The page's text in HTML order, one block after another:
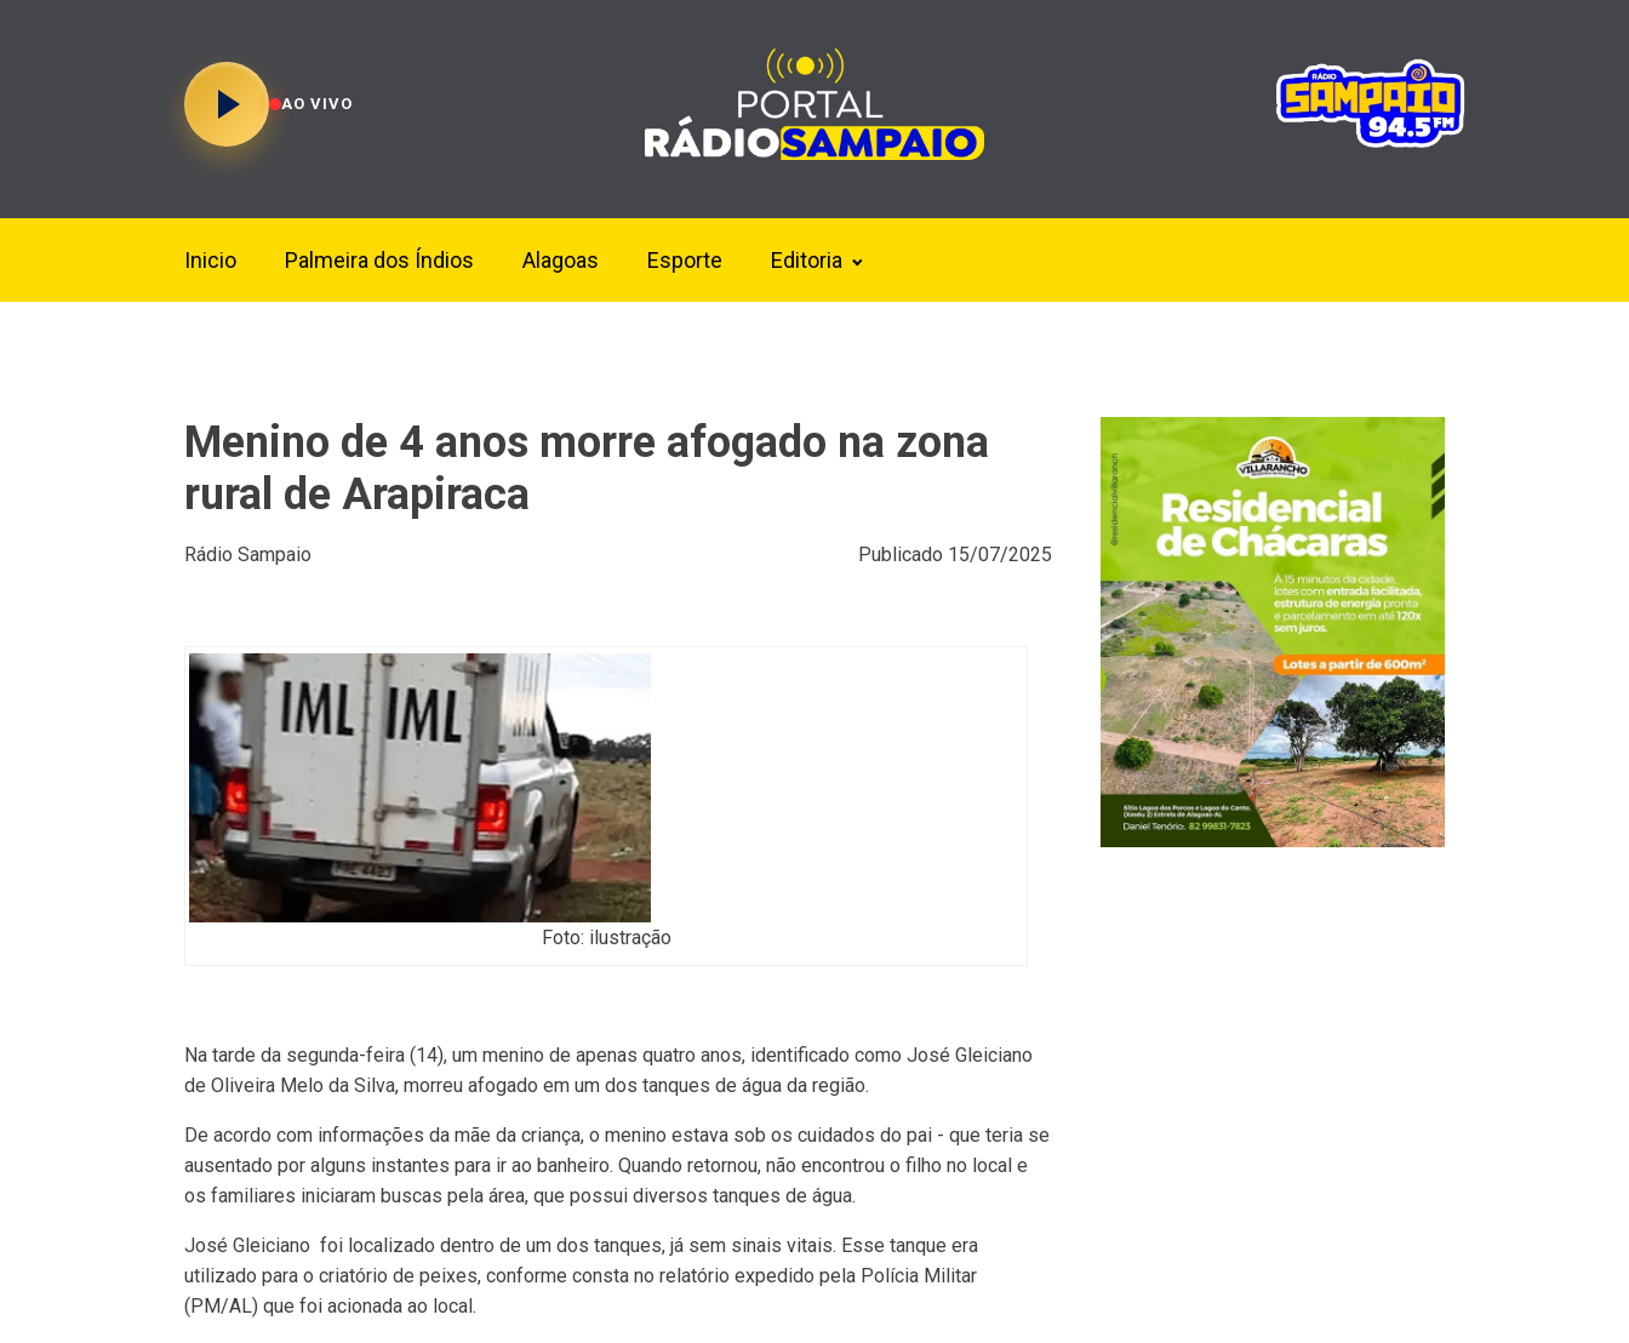
AO VIVO
Inicio Palmeira dos Índios Alagoas Esporte Editoria
Menino de 4 anos morre afogado na zona
rural de Arapiraca
Rádio Sampaio Publicado 15/07/2025
Foto: ilustração
Na tarde da segunda-feira (14), um menino de apenas quatro anos, identificado como José Gleiciano
de Oliveira Melo da Silva, morreu afogado em um dos tanques de água da região.
De acordo com informações da mãe da criança, o menino estava sob os cuidados do pai - que teria se
ausentado por alguns instantes para ir ao banheiro. Quando retornou, não encontrou o filho no local e
os familiares iniciaram buscas pela área, que possui diversos tanques de água.
José Gleiciano foi localizado dentro de um dos tanques, já sem sinais vitais. Esse tanque era
utilizado para o criatório de peixes, conforme consta no relatório expedido pela Polícia Militar
(PM/AL) que foi acionada ao local.